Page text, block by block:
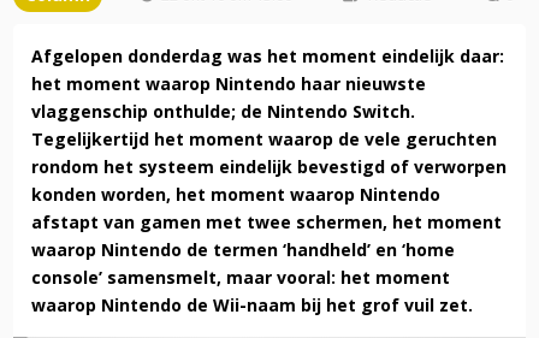
Afgelopen donderdag was het moment eindelijk daar:
het moment waarop Nintendo haar nieuwste
vlaggenschip onthulde; de Nintendo Switch.
Tegelijkertijd het moment waarop de vele geruchten
rondom het systeem eindelijk bevestigd of verworpen
konden worden, het moment waarop Nintendo
afstapt van gamen met twee schermen, het moment
waarop Nintendo de termen ‘handheld’ en ‘home
console’ samensmelt, maar vooral: het moment
waarop Nintendo de Wii-naam bij het grof vuil zet.